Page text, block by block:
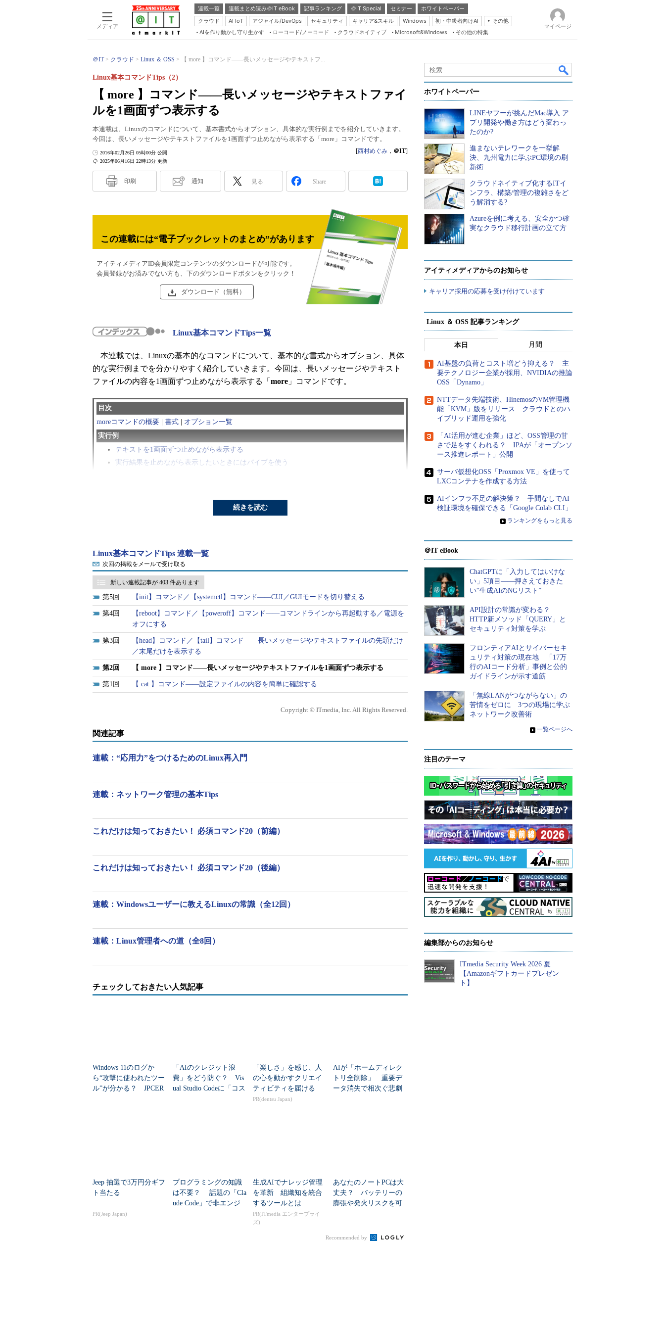
メディア
連載一覧 連載まとめ読み＠IT eBook 記事ランキング ＠IT Special セミナー
ホワイトペーパー
クラウド
AI IoT アジャイル/DevOps セキュリティ キャリア&スキル Windows 初・中級者向けAI
その他
Server & Storage
Java Agile
Database Expert
Linux ＆ OSS
Master of IP Network
Security & Trust
ブログ
AIを作り動かし守り生かす ローコード/ノーコード クラウドネイティブ Microsoft&Windows その他の特集
マイページ
＠IT クラウド Linux ＆ OSS 【 more 】コマンド――長いメッセージやテキストフ...
【 more 】コマンド――長いメッセージやテキストファイ
ルを1画面ずつ表示する
Linux基本コマンドTips（2）
本連載は、Linuxのコマンドについて、基本書式からオプション、具体的な実行例までを紹介していきます。
今回は、長いメッセージやテキストファイルを1画面ずつ止めながら表示する「more」コマンドです。
2025年06月16日 22時13分 更新
2016年02月26日 05時00分 公開 [西村めぐみ ， ＠IT]
印刷 通知 見る Share
この連載には“電子ブックレットのまとめ”があります
アイティメディアID会員限定コンテンツのダウンロードが可能です。
会員登録がお済みでない方も、下のダウンロードボタンをクリック！
ダウンロード（無料）
Linux基本コマンドTips一覧
本連載では、Linuxの基本的なコマンドについて、基本的な書式からオプション、具体
的な実行例までを分かりやすく紹介していきます。今回は、長いメッセージやテキスト
ファイルの内容を1画面ずつ止めながら表示する「 more 」コマンドです。
目次
moreコマンドの概要
書式
オプション一覧
実行例
テキストを1画面ずつ止めながら表示する
実行結果を止めながら表示したいときにはパイプを使う
moreコマンドで使える主なサブコマンド
「more」は、テキストファイルを1画面ずつ表示するコマンドです。「
名」で実行する他、「コマンド | more
示する際によく使われます。
また、moreコマンドにサブコマンドがあり、［Enter］キーで1行、［スペース］キーで
1画面先に進み、ファイルの末尾まで表示されると終了します。ファイルを表示している
途中でも［Q］キーまたは［q］キーで終了できます。
目次に戻る
moreコマンドの書式
moreコマンドの主なオプションは次の通りです。
オプション 意味
+数値
数値で指定した行から表示する
-s
連続した空行を1行にする
-l
改ページを無視する
-数値
画面の行数を指定する
-f
画面での行数ではなく、データの行数を表示する
テキストを1画面ずつ止めながら表示する
「 cat」コマンド（本連載第1回
は［Enter］キーを押します。
以下のmoreコマンドは、設定ファイル「/etc/bashrc」の内容を1画面ずつ止めながら表示
続きを読む
Linux基本コマンドTips 連載一覧
次回の掲載をメールで受け取る
新しい連載記事が 403 件あります
5 【init】コマンド／【systemctl】コマンド――CUI／GUIモードを切り替える
4
【reboot】コマンド／【poweroff】コマンド――コマンドラインから再起動する／電源を
オフにする
3
【head】コマンド／【tail】コマンド――長いメッセージやテキストファイルの先頭だけ
／末尾だけを表示する
2 【 more 】コマンド――長いメッセージやテキストファイルを1画面ずつ表示する
1 【 cat 】コマンド――設定ファイルの内容を簡単に確認する
Copyright © ITmedia, Inc. All Rights Reserved.
関連記事
連載：“応用力”をつけるためのLinux再入門
連載：ネットワーク管理の基本Tips
これだけは知っておきたい！ 必須コマンド20（前編）
これだけは知っておきたい！ 必須コマンド20（後編）
連載：Windowsユーザーに教えるLinuxの常識（全12回）
連載：Linux管理者への道（全8回）
チェックしておきたい人気記事
Windows 11のログか
ら“攻撃に使われたツー
ル”が分かる？ JPCER
「AIのクレジット浪
費」をどう防ぐ？ Vis
ual Studio Codeに「コス
「楽しさ」を感じ、人
の心を動かすクリエイ
ティビティを届ける
PR(dentsu Japan)
AIが「ホームディレク
トリ全削除」 重要デ
ータ消失で相次ぐ悲劇
Jeep 抽選で3万円分ギフ
ト当たる
PR(Jeep Japan)
プログラミングの知識
は不要？ 話題の「Cla
ude Code」で非エンジ
生成AIでナレッジ管理
を革新 組織知を統合
するツールとは
PR(ITmedia エンタープライ
ズ)
あなたのノートPCは大
丈夫？ バッテリーの
膨張や発火リスクを可
Recommended by
ホワイトペーパー
LINEヤフーが挑んだMac導入 ア
プリ開発や働き方はどう変わっ
たのか?
進まないテレワークを一挙解
決、九州電力に学ぶPC環境の刷
新術
クラウドネイティブ化するITイ
ンフラ、構築/管理の複雑さをど
う解消する?
Azureを例に考える、安全かつ確
実なクラウド移行計画の立て方
アイティメディアからのお知らせ
キャリア採用の応募を受け付けています
Linux ＆ OSS 記事ランキング
本日 月間
AI基盤の負荷とコスト増どう抑える？ 主
要テクノロジー企業が採用、NVIDIAの推論
OSS「Dynamo」
NTTデータ先端技術、HinemosのVM管理機
能「KVM」版をリリース クラウドとのハ
イブリッド運用を強化
「AI活用が進む企業」ほど、OSS管理の甘
さで足をすくわれる？ IPAが「オープンソ
ース推進レポート」公開
サーバ仮想化OSS「Proxmox VE」を使って
LXCコンテナを作成する方法
AIインフラ不足の解決策？ 手間なしでAI
検証環境を確保できる「Google Colab CLI」
» ランキングをもっと見る
＠IT eBook
ChatGPTに「入力してはいけな
い」5項目――押さえておきた
い“生成AIのNGリスト”
API設計の常識が変わる？
HTTP新メソッド「QUERY」と
セキュリティ対策を学ぶ
フロンティアAIとサイバーセキ
ュリティ対策の現在地 「17万
行のAIコード分析」事例と公的
ガイドラインが示す道筋
「無線LANがつながらない」の
苦情をゼロに 3つの現場に学ぶ
ネットワーク改善術
» 一覧ページへ
注目のテーマ
編集部からのお知らせ
ITmedia Security Week 2026 夏
【Amazonギフトカードプレゼン
ト】